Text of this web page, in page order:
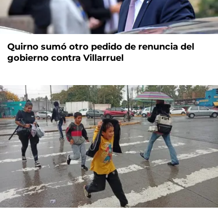
Quirno sumó otro pedido de renuncia del
gobierno contra Villarruel